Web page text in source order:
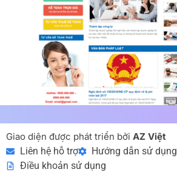
Giao diện được phát triển bởi AZ Việt
Liên hệ hỗ trợ
Hướng dẫn sử dụng
Điều khoản sử dụng